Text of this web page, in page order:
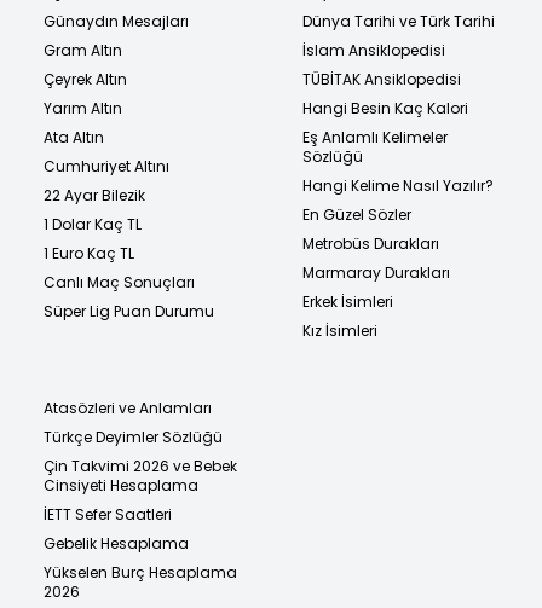
Günaydın Mesajları
Gram Altın
Çeyrek Altın
Yarım Altın
Ata Altın
Cumhuriyet Altını
22 Ayar Bilezik
1 Dolar Kaç TL
1 Euro Kaç TL
Canlı Maç Sonuçları
Süper Lig Puan Durumu
Dünya Tarihi ve Türk Tarihi
İslam Ansiklopedisi
TÜBİTAK Ansiklopedisi
Hangi Besin Kaç Kalori
Eş Anlamlı Kelimeler
Sözlüğü
Hangi Kelime Nasıl Yazılır?
En Güzel Sözler
Metrobüs Durakları
Marmaray Durakları
Erkek İsimleri
Kız İsimleri
Atasözleri ve Anlamları
Türkçe Deyimler Sözlüğü
Çin Takvimi 2026 ve Bebek
Cinsiyeti Hesaplama
İETT Sefer Saatleri
Gebelik Hesaplama
Yükselen Burç Hesaplama
2026